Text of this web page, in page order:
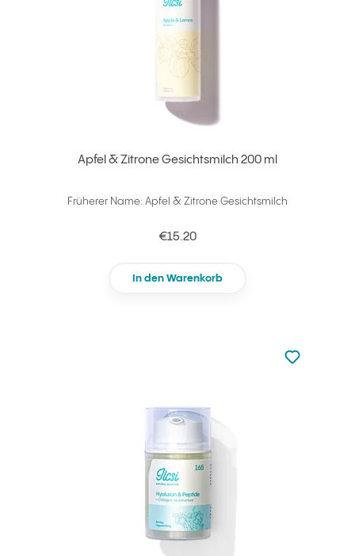
Apfel & Zitrone Gesichtsmilch 200 ml
Früherer Name: Apfel & Zitrone Gesichtsmilch
€15.20
In den Warenkorb
zu den
zu Ihren